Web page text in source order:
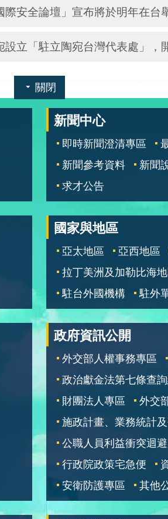
際安全論壇」宣布將於明年在台
設立「駐立陶宛台灣代表處」，
關閉
新聞中心
即時新聞澄清專區
新聞參考資料
新聞
求才公告
國家與地區
亞太地區 亞西地區
拉丁美洲及加勒比海
駐台外國機構
駐外
政府資訊公開
外交部人權事務專區
政治獻金法第七條查
財團法人專區
外交
施政計畫、業務統計
公職人員利益衝突迴
行政院政策宅急便
安衛防護專區
其他